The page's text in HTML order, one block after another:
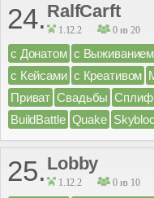
24. RalfCarft
1.12.2 0 из 20
с Донатом с Выживанием
с Кейсами с Креативом
Приват Свадьбы Сплиф
BuildBattle Quake
25. Lobby
1.12.2 0 из 10